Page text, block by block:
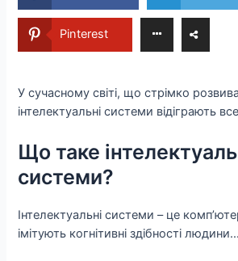
Pinterest
У сучасному світі, що стрімко
інтелектуальні системи відіграють
Що таке
системи?
Інтелектуальні системи – це
імітують когнітивні здібності людини…